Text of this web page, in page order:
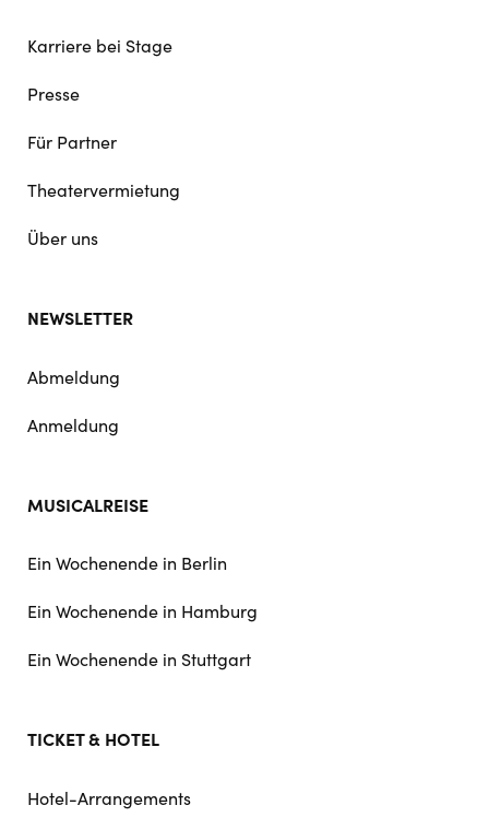
Karriere bei Stage
Presse
Für Partner
Theatervermietung
Über uns
NEWSLETTER
Abmeldung
Anmeldung
MUSICALREISE
Ein Wochenende in Berlin
Ein Wochenende in Hamburg
Ein Wochenende in Stuttgart
TICKET & HOTEL
Hotel-Arrangements